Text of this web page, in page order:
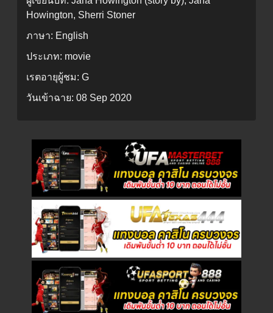
Howington, Sherri Stoner
ภาษา: English
ประเภท: movie
เรตอายุผู้ชม: G
วันเข้าฉาย: 08 Sep 2020